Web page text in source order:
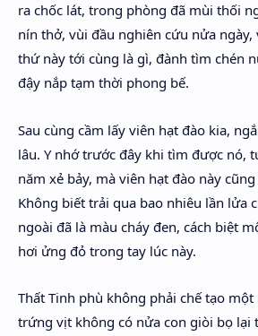
ra chốc lát, trong phòng đã mùi thối
nín thở, vùi đầu nghiên cứu nửa
thứ này tới cùng là gì, đành tìm chén
đậy nắp tạm thời phong bế.
Sau cùng cầm lấy viên hạt đào kia,
lâu. Y nhớ trước đây khi tìm được nó,
năm xẻ bảy, mà viên hạt đào này
Không biết trải qua bao nhiêu lần lửa
ngoài đã là màu cháy đen, cách biệt
hơi ửng đỏ trong tay lúc này.
Thất Tinh phù không phải chế tạo một
trứng vịt không có nửa con giòi bọ lại